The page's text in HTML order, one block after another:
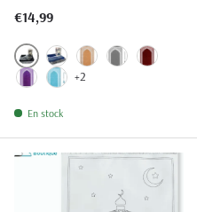
Prix habituel
€14,99
NOIR.01BLEU.02MARRON.03
GRIS.04
VIOLET.28BLEU CIEL.35
+2
En stock